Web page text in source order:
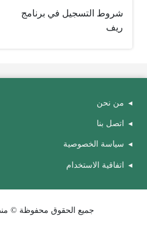
شروط التسجيل في برنامج
ريف
من نحن
اتصل بنا
سياسة الخصوصية
اتفاقية الاستخدام
جميع الحقوق محفوظة © منصة